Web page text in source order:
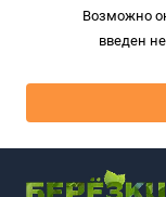
Возможно
введен